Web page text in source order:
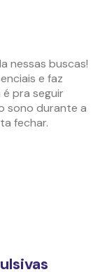
nessas buscas!
e faz
é pra seguir
sono durante a
fechar.